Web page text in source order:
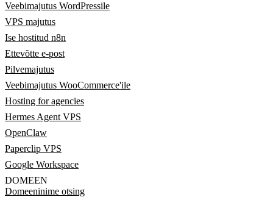
Veebimajutus WordPressile
VPS majutus
Ise hostitud n8n
Ettevõtte e-post
Pilvemajutus
Veebimajutus WooCommerce'ile
Hosting for agencies
Hermes Agent VPS
OpenClaw
Paperclip VPS
Google Workspace
DOMEEN
Domeeninime otsing